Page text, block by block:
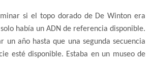
si el topo dorado de De Winton era
había un ADN de referencia disponible.
un año hasta que una segunda secuencia
esté disponible. Estaba en un museo de